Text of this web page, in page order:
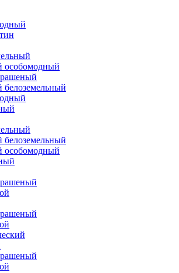
особомодный
белоземельный
белоземельный
особомодный